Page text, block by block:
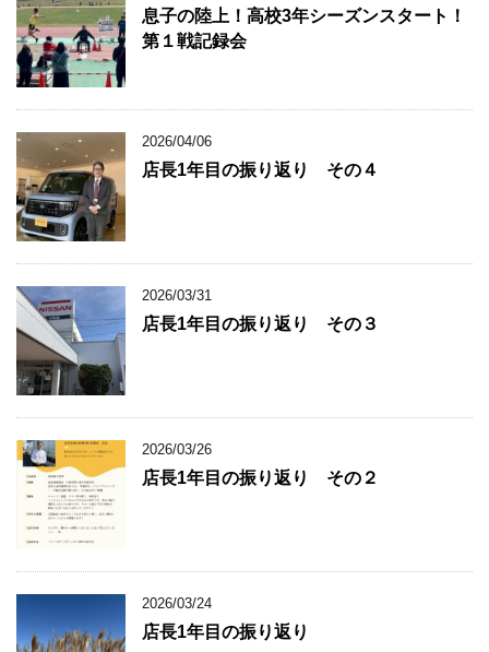
息子の陸上！高校3年シーズンスタート！
第１戦記録会
2026/04/06
店長1年目の振り返り その４
2026/03/31
店長1年目の振り返り その３
2026/03/26
店長1年目の振り返り その２
2026/03/24
店長1年目の振り返り